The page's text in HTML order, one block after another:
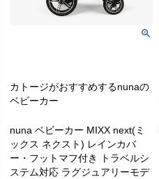
カトージがおすすめするnunaの
ベビーカー
nuna ベビーカー MIXX next(ミ
ックス ネクスト) レインカバ
ー・フットマフ付き トラベルシ
ステム対応 ラグジュアリーモデ